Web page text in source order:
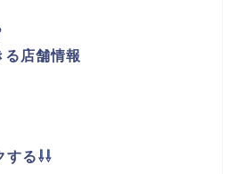
店舗情報
する⇩⇩